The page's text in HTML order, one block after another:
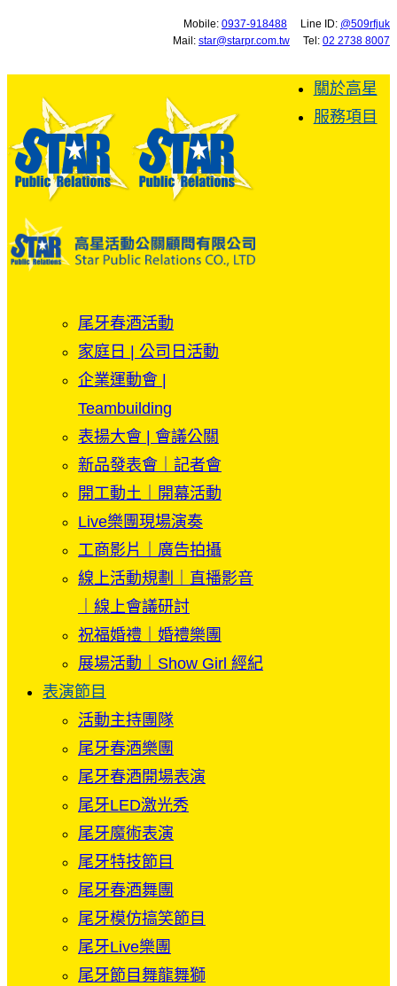
Mobile: 0937-918488 Line ID: @509rfjuk
Mail: star@starpr.com.tw Tel: 02 2738 8007
關於高星
服務項目
尾牙春酒活動
家庭日 | 公司日活動
企業運動會 |
Teambuilding
表揚大會 | 會議公關
新品發表會｜記者會
開工動土｜開幕活動
Live樂團現場演奏
工商影片｜廣告拍攝
線上活動規劃｜直播影音
｜線上會議研討
祝福婚禮｜婚禮樂團
展場活動｜Show Girl 經紀
表演節目
活動主持團隊
尾牙春酒樂團
尾牙春酒開場表演
尾牙LED激光秀
尾牙魔術表演
尾牙特技節目
尾牙春酒舞團
尾牙模仿搞笑節目
尾牙Live樂團
尾牙節目舞龍舞獅